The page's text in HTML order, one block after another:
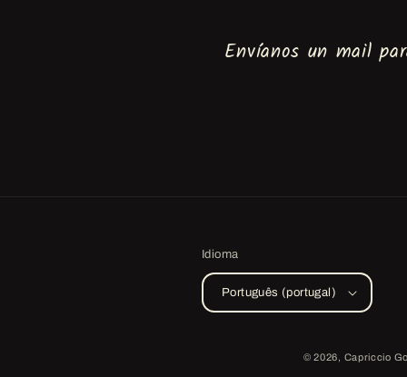
Envíanos un mail
Idioma
Português (portugal)
© 2026, Capriccio